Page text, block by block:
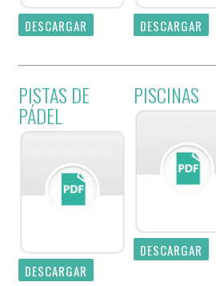
DESCARGAR DESCARGAR
PISTAS DE
PÁDEL
DESCARGAR
PISCINAS
DESCARGAR